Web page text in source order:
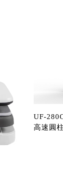
UF-
高速圓